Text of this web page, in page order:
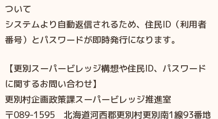
ついて
システムより自動返信されるため、住民ID（利用者
番号）とパスワードが即時発行になります。
【更別スーパービレッジ構想や住民ID、パスワード
に関するお問い合わせ】
更別村企画政策課スーパービレッジ推進室
〒089-1595 北海道河西郡更別村更別南1線93番地